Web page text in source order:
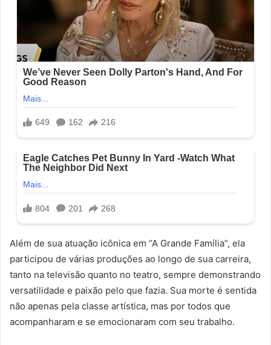
Além de sua atuação icônica em “A Grande Família”, ela
participou de várias produções ao longo de sua carreira,
tanto na televisão quanto no teatro, sempre demonstrando
versatilidade e paixão pelo que fazia. Sua morte é sentida
não apenas pela classe artística, mas por todos que
acompanharam e se emocionaram com seu trabalho.